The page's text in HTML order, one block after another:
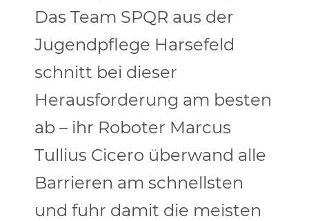
Das Team SPQR aus der
Jugendpflege Harsefeld
schnitt bei dieser
Herausforderung am besten
ab – ihr Roboter Marcus
Tullius Cicero überwand alle
Barrieren am schnellsten
und fuhr damit die meisten